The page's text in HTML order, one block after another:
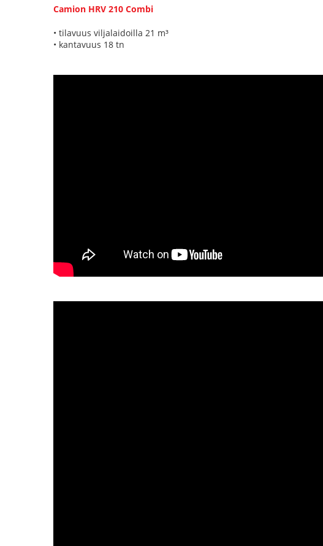
Camion HRV 210 Combi
• tilavuus viljalaidoilla 21 m³
• kantavuus 18 tn